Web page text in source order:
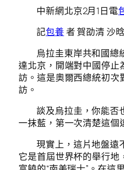
中新網北京2月1日電
記包養者 賀劭清 沙
烏拉圭東岸共和國總
達北京，開端對中國停止
訪。這是奧爾西總統初次
訪。
談及烏拉圭，你能否
一抹藍，第一次清楚這個
現實上，這片地盤遠
它是首屆世界杯的舉行地